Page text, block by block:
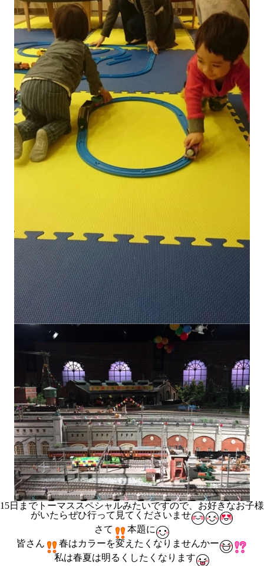
15日までトーマススペシャルみたいですので、お好きなお子様
がいたらぜひ行って見てくださいませ
さて
本題に
皆さん
春はカラーを変えたくなりませんかー
私は春夏は明るくしたくなります